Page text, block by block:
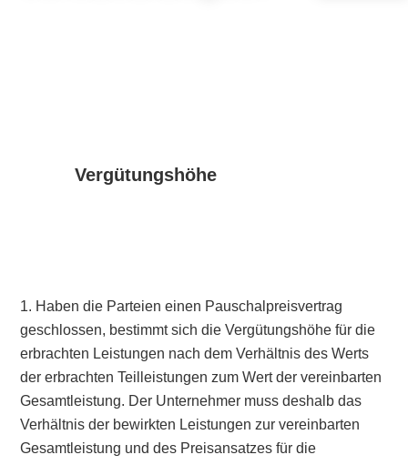
Vergütungshöhe
1. Haben die Parteien einen Pauschalpreisvertrag
geschlossen, bestimmt sich die Vergütungshöhe für die
erbrachten Leistungen nach dem Verhältnis des Werts
der erbrachten Teilleistungen zum Wert der vereinbarten
Gesamtleistung. Der Unternehmer muss deshalb das
Verhältnis der bewirkten Leistungen zur vereinbarten
Gesamtleistung und des Preisansatzes für die